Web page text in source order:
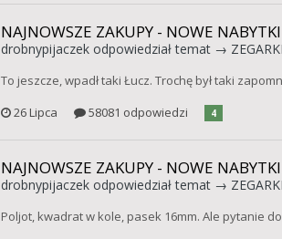
NAJNOWSZE ZAKUPY - NOWE NABYTKI
drobnypijaczekodpowiedział temat →
To jeszcze, wpadł taki Łucz. Trochę był taki
26 Lipca
58081 odpowiedzi 4
NAJNOWSZE ZAKUPY - NOWE NABYTKI
drobnypijaczekodpowiedział temat →
Poljot, kwadrat w kole, pasek 16mm. Ale pytanie do